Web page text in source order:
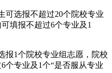
可选报不超过20个院校专业
填报不超过6个专业及1
报1个院校专业组志愿，院校
个专业及1个“是否服从专业